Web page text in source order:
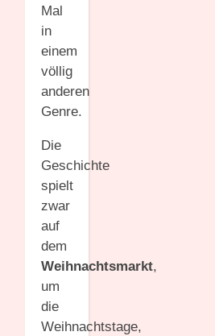
Mal
in
einem
völlig
anderen
Genre.
Die
Geschichte
spielt
zwar
auf
dem
Weihnachtsmarkt,
um
die
Weihnachtstage,